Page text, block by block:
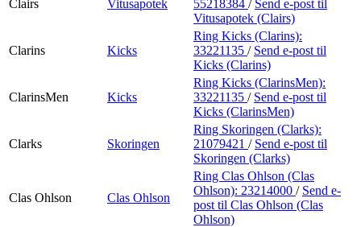
Clairs Vitusapotek
55218384 / Send e-post til
Vitusapotek (Clairs)
Clarins Kicks
Ring Kicks (Clarins):
33221135 / Send e-post til
Kicks (Clarins)
ClarinsMen Kicks
Ring Kicks (ClarinsMen):
33221135 / Send e-post til
Kicks (ClarinsMen)
Clarks Skoringen
Ring Skoringen (Clarks):
21079421 / Send e-post til
Skoringen (Clarks)
Clas Ohlson Clas Ohlson
Ring Clas Ohlson (Clas
Ohlson): 23214000 / Send e-
post til Clas Ohlson (Clas
Ohlson)